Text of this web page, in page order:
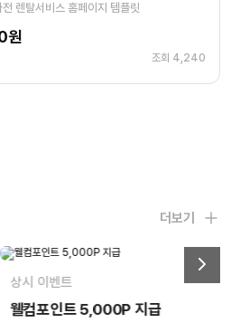
전 렌탈서비스 홈페이지 템플릿
원
조회 4,240
더보기
상시 이벤트
웰컴포인트 5,000P 지급